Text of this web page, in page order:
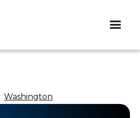
Washington